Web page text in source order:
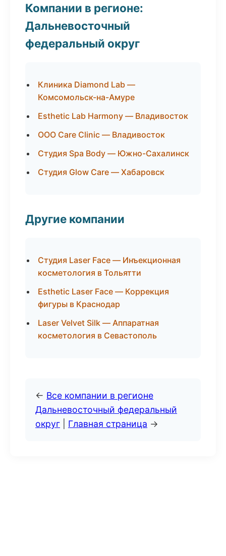
Компании в регионе:
Дальневосточный
федеральный округ
Клиника Diamond Lab —
Комсомольск-на-Амуре
Esthetic Lab Harmony — Владивосток
ООО Care Clinic — Владивосток
Студия Spa Body — Южно-Сахалинск
Студия Glow Care — Хабаровск
Другие компании
Студия Laser Face — Инъекционная
косметология в Тольятти
Esthetic Laser Face — Коррекция
фигуры в Краснодар
Laser Velvet Silk — Аппаратная
косметология в Севастополь
← Все компании в регионе
Дальневосточный федеральный
округ
Главная страница →